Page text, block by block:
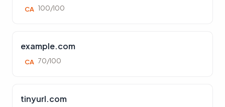
CA 100/100
example.com
CA 70/100
tinyurl.com